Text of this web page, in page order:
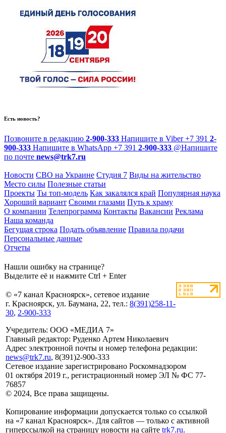
Есть новость?
Позвоните в редакцию 2-900-333 Напишите в Viber +7 391 2-
900-333 Напишите в WhatsApp +7 391 2-900-333 @Напишите
по почте news@trk7.ru
Новости СВО на Украине Студия 7 Виды на жительство
Место силы Полезные статьи
Проекты Ты топ-модель Как закалялся край Популярная наука
Хороший вариант Своими глазами Путь к храму
О компании Телепрограмма Контакты Вакансии Реклама
Наша команда
Бегущая строка Подать объявление Правила подачи
Персональные данные
Отчеты
Нашли ошибку на странице?
Выделите её и нажмите Ctrl + Enter
© «7 канал Красноярск», сетевое издание
г. Красноярск, ул. Баумана, 22, тел.: 8(391)258-11-
30, 2-900-333
Учредитель: ООО «МЕДИА 7»
Главный редактор: Руденко Артем Николаевич
Адрес электронной почты и номер телефона редакции:
news@trk7.ru, 8(391)2-900-333
Сетевое издание зарегистрировано Роскомнадзором
01 октября 2019 г., регистрационный номер ЭЛ № ФС 77-
76857
© 2024, Все права защищены.
Копирование информации допускается только со ссылкой
на «7 канал Красноярск». Для сайтов — только с активной
гиперссылкой на страницу новости на сайте trk7.ru.